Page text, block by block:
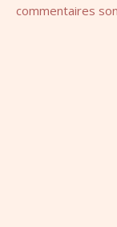
commentaires